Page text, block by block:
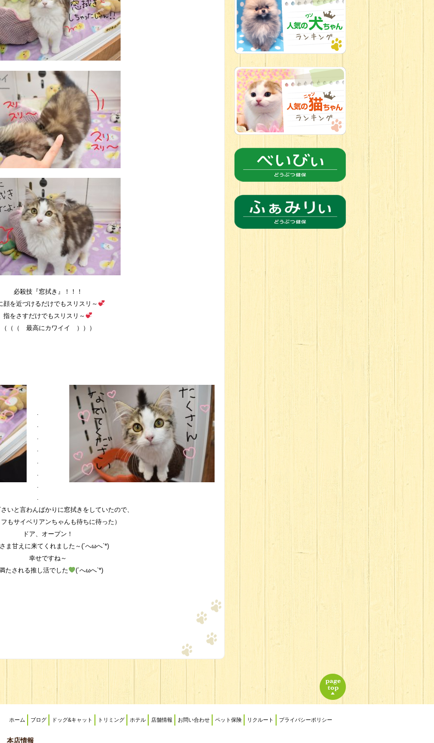
必殺技『窓拭き』！！！
顔を近づけるだけでもスリスリ～
指をさすだけでもスリスリ～
（（（ 最高にカワイイ ）））
.
.
.
.
.
.
.
.
いと言わんばかりに窓拭きをしていたので、
もサイベリアンちゃんも待ちに待った）
ドア、オープン！
ま甘えに来てくれました～(´へωへ`*)
幸せですね～
たされる推し活でした
(´へωへ`*)
2026.07.03
ちびっこワン
コ
2026.07.01ダラダラな猫
スタッフ
新入生
2026.06.24
人懐っこすぎ
なわんちゃんず
2026.06.21
転入生のご紹
介(*ﾉωﾉ)
ホーム ブログ ドッグ&キャット トリミング ホテル 店舗情報 お問い合わせ ペット保険 リクルート プライバシーポリシー
本店情報